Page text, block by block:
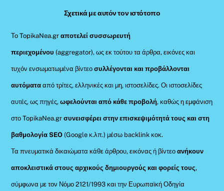
Σχετικά με αυτόν τον ιστότοπο
Το TopikaNea.grαποτελεί συσσωρευτή
περιεχομένου (aggregator), ως εκ τούτου τα άρθρα, εικόνες και
τυχόν ενσωματωμένα βίντεοσυλλέγονται και προβάλλονται
αυτόματααπό τρίτες, ελληνικές και μη, ιστοσελίδες. Οι ιστοσελίδες
αυτές, ως πηγές,ωφελούνται από κάθε προβολή, καθώς η εμφάνιση
στο TopikaNea.gr συνεισφέρει στην επισκεψιμότητά τους και στη
βαθμολογία SEO (Google κ.λπ.) μέσω backlink κοκ.
Τα πνευματικά δικαιώματα κάθε άρθρου, εικόνας ή βίντεοανήκουν
αποκλειστικά στους αρχικούς δημιουργούς και φορείς τους,
σύμφωνα με τον Νόμο 2121/1993 και την Ευρωπαϊκή Οδηγία